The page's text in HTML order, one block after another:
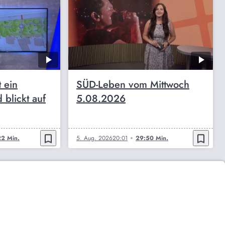
ein
blickt auf
Min. bookmark_border
SÜD-Leben vom Mittwoch
5.08.2026
5. Aug. 202620:01 29:50 Min. bookmark_border